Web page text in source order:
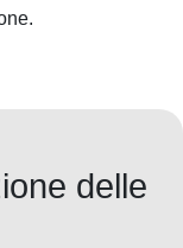
delle